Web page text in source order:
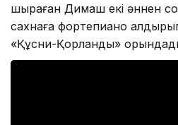
шырқаған Димаш екі әннен
сахнаға фортепиано
«Құсни-Қорланды»